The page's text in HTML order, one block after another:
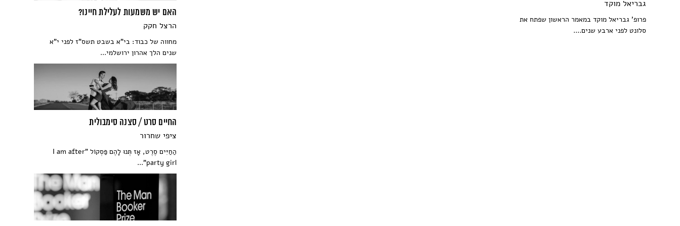
האם יש משמעות לעלילת חיינו?
הרצל חקק
מחווה של כבוד: בי"א בשבט תשס"ז לפני י"א
שנים הלך אהרון ירושלמי...
החיים סרט / סצנה סימבולית
ציפי שחרור
הַחַיִּים סֶרֶט, אָז תְּנוּ לָהֶם פַּסְקוֹל "I am after
party girl"...
גבריאל מוקד
פרופ' גבריאל מוקד במאמר הראשון שפתח את
סלונט לפני ארבע שנים....